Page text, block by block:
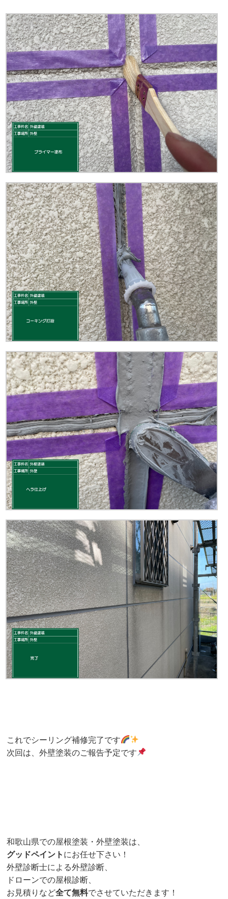
これでシーリング補修完了です
次回は、外壁塗装のご報告予定です
和歌山県での屋根塗装・外壁塗装は、
グッドペイントにお任せ下さい！
外壁診断士による外壁診断、
ドローンでの屋根診断、
お見積りなど全て無料でさせていただきます！